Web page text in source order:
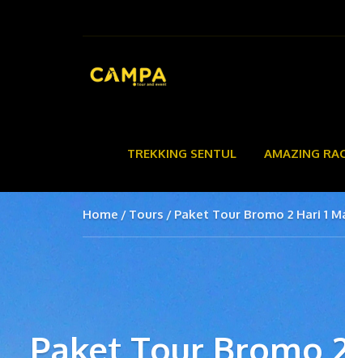
TREKKING SENTUL AMAZING
Home Tours Paket Tour Bromo 2 Hari 1
Paket Tour Bromo